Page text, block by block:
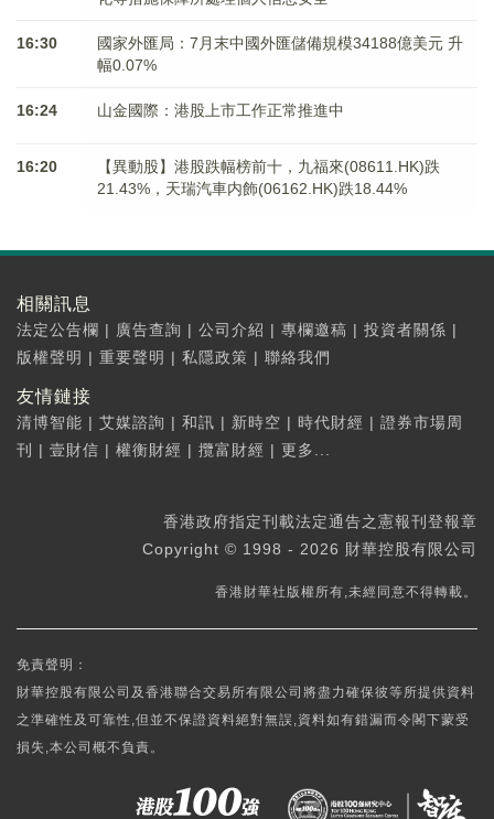
16:30
國家外匯局：7月末中國外匯儲備規模34188億美元 升
幅0.07%
16:24 山金國際：港股上市工作正常推進中
16:20
【異動股】港股跌幅榜前十，九福來(08611.HK)跌
21.43%，天瑞汽車内飾(06162.HK)跌18.44%
相關訊息
法定公告欄 | 廣告查詢 | 公司介紹 | 專欄邀稿 | 投資者關係 |
版權聲明 | 重要聲明 | 私隱政策 | 聯絡我們
友情鏈接
清博智能 | 艾媒諮詢 | 和訊 | 新時空 | 時代財經 | 證券市場周
刊
| 壹財信 | 權衡財經 | 攬富財經 | 更多...
香港政府指定刊載法定通告之憲報刊登報章
Copyright © 1998 - 2026 財華控股有限公司
香港財華社版權所有,未經同意不得轉載。
免責聲明：
財華控股有限公司及香港聯合交易所有限公司將盡力確保彼等所提供資料
之準確性及可靠性,但並不保證資料絕對無誤,資料如有錯漏而令閣下蒙受
損失,本公司概不負責。